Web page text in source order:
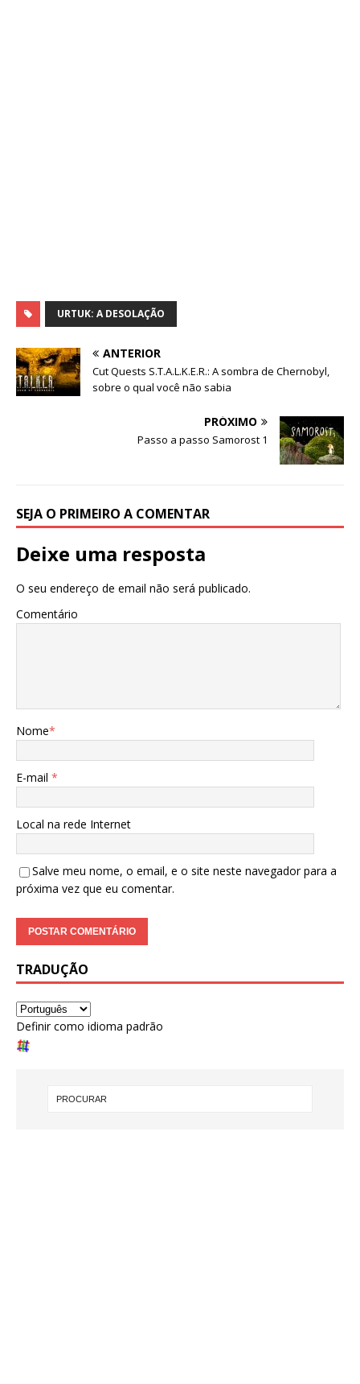
URTUK: A DESOLAÇÃO
ANTERIOR
Cut Quests S.T.A.L.K.E.R.: A sombra de Chernobyl,
sobre o qual você não sabia
PRÓXIMO
Passo a passo Samorost 1
SEJA O PRIMEIRO A COMENTAR
Deixe uma resposta
O seu endereço de email não será publicado.
Comentário
Nome*
E-mail *
Local na rede Internet
Salve meu nome, o email, e o site neste navegador para a
próxima vez que eu comentar.
TRADUÇÃO
Definir como idioma padrão